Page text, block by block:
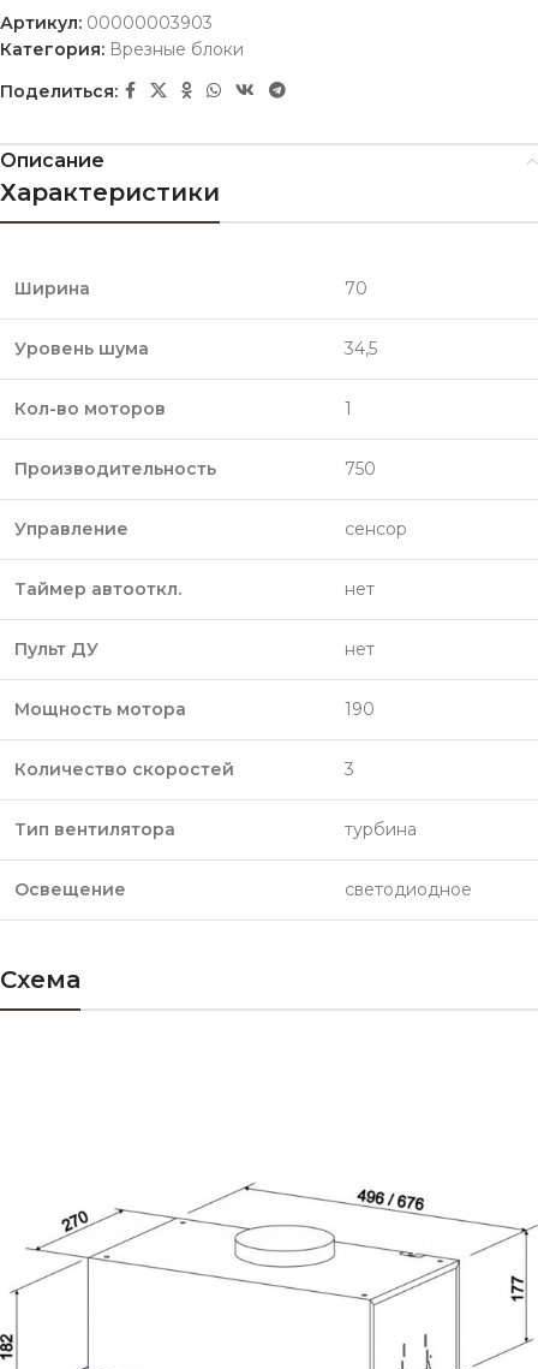
Артикул: 00000003903
Категория: Врезные блоки
Поделиться:
Описание
Характеристики
Ширина 70
Уровень шума 34,5
Кол-во моторов 1
Производительность 750
Управление сенсор
Таймер автооткл. нет
Пульт ДУ нет
Мощность мотора 190
Количество скоростей 3
Тип вентилятора турбина
Освещение светодиодное
Схема